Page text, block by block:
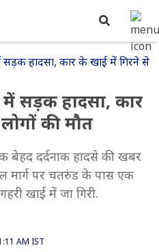
सड़क हादसा, कार के खाई में गिरने से 7
में सड़क हादसा, कार
की मौत
बेहद दर्दनाक हादसे की खबर
मार्ग पर चतरुंड के पास एक
खाई में जा गिरी.
AM IST